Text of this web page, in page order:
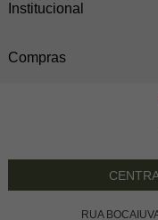
Institucional
Compras
RUA